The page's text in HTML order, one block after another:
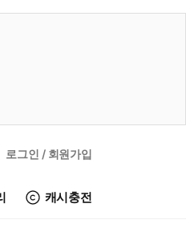
로그인 / 회원가입
캐시충전